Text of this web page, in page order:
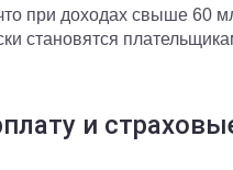
при доходах свыше 60
становятся
и